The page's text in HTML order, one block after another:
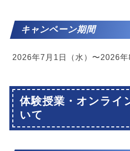
キャンペーン期間
2026年7月1日（水）〜2026年
体験授業・オンライ
いて